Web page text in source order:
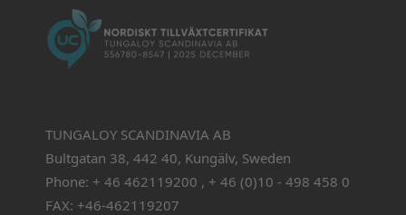
TUNGALOY SCANDINAVIA AB
Bultgatan 38, 442 40, Kungälv, Sweden
Phone: + 46 462119200 , + 46 (0)10 - 498 458 0
FAX: +46-462119207